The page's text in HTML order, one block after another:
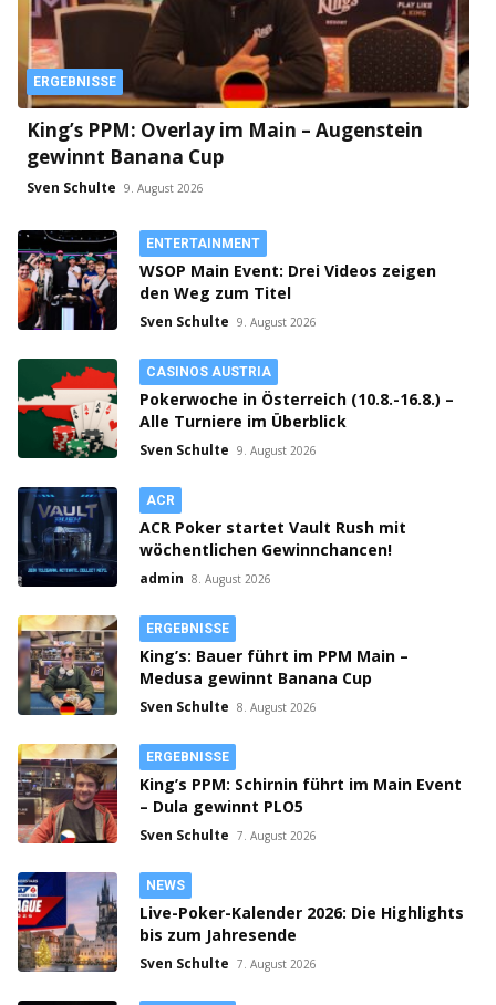
ERGEBNISSE
King’s PPM: Overlay im Main – Augenstein
gewinnt Banana Cup
Sven Schulte 9. August 2026
ENTERTAINMENT
WSOP Main Event: Drei Videos zeigen
den Weg zum Titel
Sven Schulte 9. August 2026
CASINOS AUSTRIA
Pokerwoche in Österreich (10.8.-16.8.) –
Alle Turniere im Überblick
Sven Schulte 9. August 2026
ACR
ACR Poker startet Vault Rush mit
wöchentlichen Gewinnchancen!
admin 8. August 2026
ERGEBNISSE
King’s: Bauer führt im PPM Main –
Medusa gewinnt Banana Cup
Sven Schulte 8. August 2026
ERGEBNISSE
King’s PPM: Schirnin führt im Main Event
– Dula gewinnt PLO5
Sven Schulte 7. August 2026
NEWS
Live-Poker-Kalender 2026: Die Highlights
bis zum Jahresende
Sven Schulte 7. August 2026